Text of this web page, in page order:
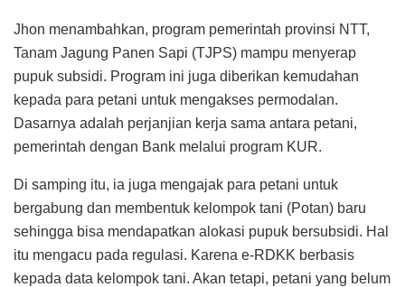
Jhon menambahkan, program pemerintah provinsi NTT,
Tanam Jagung Panen Sapi (TJPS) mampu menyerap
pupuk subsidi. Program ini juga diberikan kemudahan
kepada para petani untuk mengakses permodalan.
Dasarnya adalah perjanjian kerja sama antara petani,
pemerintah dengan Bank melalui program KUR.
Di samping itu, ia juga mengajak para petani untuk
bergabung dan membentuk kelompok tani (Potan) baru
sehingga bisa mendapatkan alokasi pupuk bersubsidi. Hal
itu mengacu pada regulasi. Karena e-RDKK berbasis
kepada data kelompok tani. Akan tetapi, petani yang belum